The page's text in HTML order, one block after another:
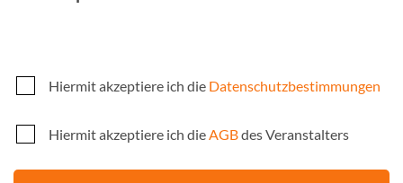
Hiermit akzeptiere ich die Datenschutzbestimmungen
Hiermit akzeptiere ich dieAGBdes Veranstalters